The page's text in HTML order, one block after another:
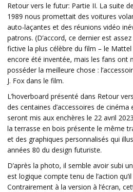
Retour vers le futur: Partie II. La suite
1989 nous promettait des voitures
auto-laçantes et des réunions vidéo
patrons. (D’accord, ce dernier est
fictive la plus célèbre du film – le Mattel
encore été inventée, mais les fans ont
posséder la meilleure chose :
J. Fox dans le film.
L’hoverboard présenté dans Retour
des centaines d’accessoires de
seront mis aux enchères le 22 avril
la terrasse en bois présente le même
et des graphiques personnalisés qui
années 80 du design futuriste.
D’après la photo, il semble avoir subi
est logique compte tenu de l’action
Contrairement à la version à l’écran,